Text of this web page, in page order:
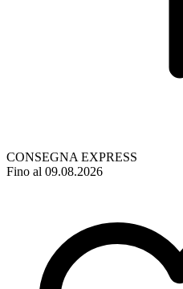
CONSEGNA EXPRESS
Fino al 09.08.2026